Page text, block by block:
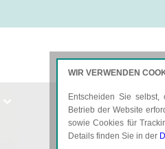
AKTUELLES
WIR VERWENDEN
Entscheiden Sie
Betrieb der Website
sowie Cookies für
Details finden Sie in der